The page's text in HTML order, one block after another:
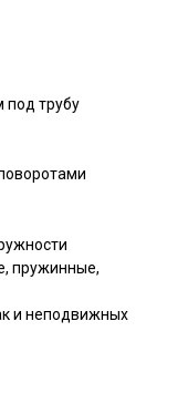
под трубу
пружинные,
и неподвижных